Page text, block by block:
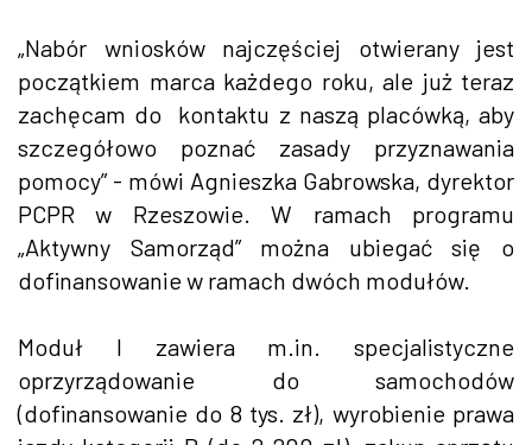
„Nabór wniosków najczęściej otwierany jest
początkiem marca każdego roku, ale już teraz
zachęcam do kontaktu z naszą placówką, aby
szczegółowo poznać zasady przyznawania
pomocy” - mówi Agnieszka Gabrowska, dyrektor
PCPR w Rzeszowie. W ramach programu
„Aktywny Samorząd” można ubiegać się o
dofinansowanie w ramach dwóch modułów.
Moduł I zawiera m.in. specjalistyczne
oprzyrządowanie do samochodów
(dofinansowanie do 8 tys. zł), wyrobienie prawa